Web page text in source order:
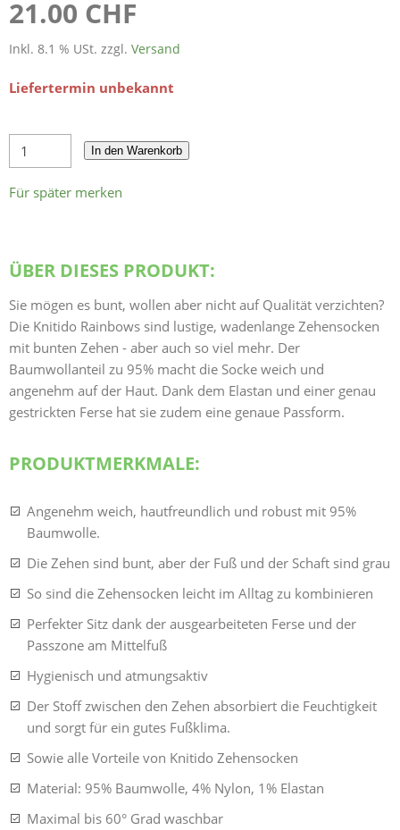
21.00 CHF
Inkl. 8.1 % USt. zzgl. Versand
Liefertermin unbekannt
In den Warenkorb
Für später merken
ÜBER DIESES PRODUKT:
Sie mögen es bunt, wollen aber nicht auf Qualität verzichten?
Die Knitido Rainbows sind lustige, wadenlange Zehensocken
mit bunten Zehen - aber auch so viel mehr. Der
Baumwollanteil zu 95% macht die Socke weich und
angenehm auf der Haut. Dank dem Elastan und einer genau
gestrickten Ferse hat sie zudem eine genaue Passform.
PRODUKTMERKMALE:
Angenehm weich, hautfreundlich und robust mit 95%
Baumwolle.
Die Zehen sind bunt, aber der Fuß und der Schaft sind grau
So sind die Zehensocken leicht im Alltag zu kombinieren
Perfekter Sitz dank der ausgearbeiteten Ferse und der
Passzone am Mittelfuß
Hygienisch und atmungsaktiv
Der Stoff zwischen den Zehen absorbiert die Feuchtigkeit
und sorgt für ein gutes Fußklima.
Sowie alle Vorteile von Knitido Zehensocken
Material: 95% Baumwolle, 4% Nylon, 1% Elastan
Maximal bis 60° Grad waschbar